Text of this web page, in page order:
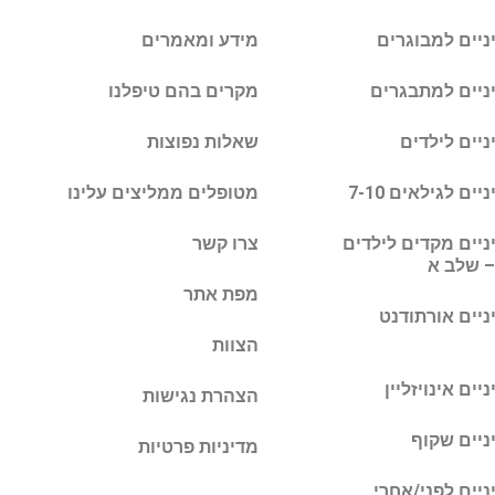
למבוגרים
למתבגרים
לילדים
לגילאים 7-10
מקדים לילדים
– שלב א
אורתודנט
אינויזליין
שקוף
מידע ומאמרים
מקרים בהם טיפלנו
שאלות נפוצות
מטופלים ממליצים עלינו
צרו קשר
מפת אתר
הצוות
הצהרת נגישות
מדיניות פרטיות